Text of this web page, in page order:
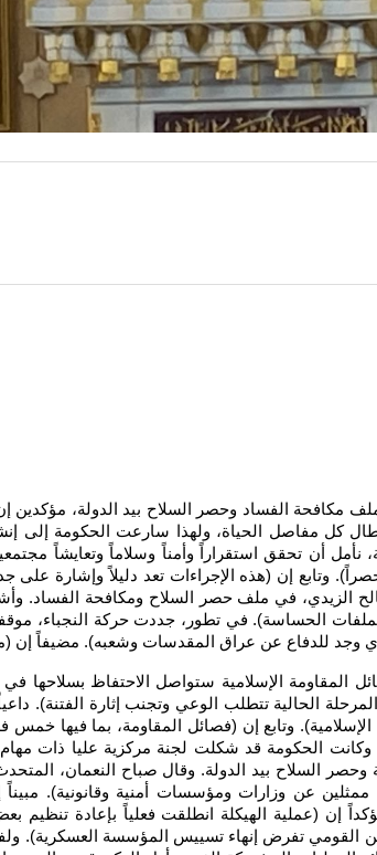
مكافحة الفساد وحصر السلاح بيد الدولة، مؤكدين
مفاصل الحياة، ولهذا سارعت الحكومة إلى
نأمل أن تحقق استقراراً وأمناً وسلاماً وتعايشاً
وتابع إن (هذه الإجراءات تعد دليلاً وإشارة على
الزيدي، في ملف حصر السلاح ومكافحة الفساد.
الحساسة). في تطور، جددت حركة النجباء،
للدفاع عن عراق المقدسات وشعبه). مضيفاً إن
الإسلامية ستواصل الاحتفاظ بسلاحها في
الحالية تتطلب الوعي وتجنب إثارة الفتنة). داعياً
وتابع إن (فصائل المقاومة، بما فيها خمس
وكانت الحكومة قد شكلت لجنة مركزية عليا ذات
السلاح بيد الدولة. وقال صباح النعمان،
عن وزارات ومؤسسات أمنية وقانونية).
إن (عملية الهيكلة انطلقت فعلياً بإعادة
القومي تفرض إنهاء تسييس المؤسسة العسكرية).